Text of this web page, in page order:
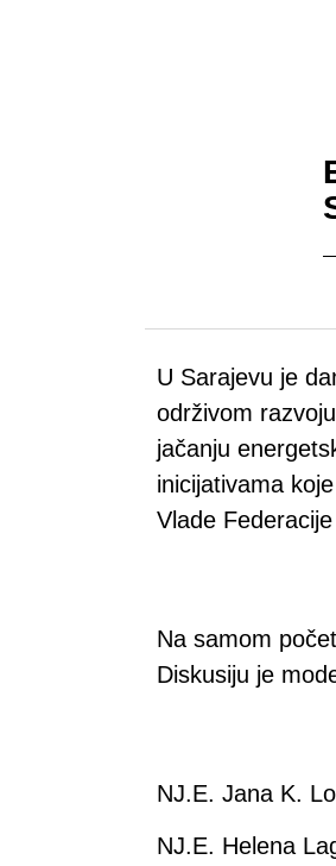
U Sarajevu je
održivom
jačanju
inicijativama
Vlade
Na samom
Diskusiju je
NJ.E. Jana K.
NJ.E. Helena